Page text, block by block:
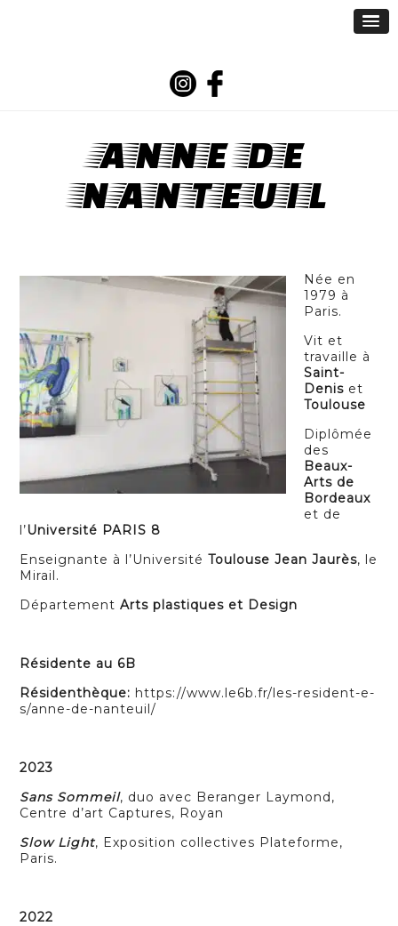
ANNE DE
NANTEUIL
Née en
1979 à
Paris.
Vit et
travaille à
Saint-
Denis et
Toulouse
Diplômée
des
Beaux-
Arts de
Bordeaux
et de
l’Université PARIS 8
Enseignante à l’UniversitéToulouse Jean Jaurès, le
Mirail.
DépartementArts plastiques et Design
Résidente au 6B
Résidenthèque: https://www.le6b.fr/les-resident-e-
s/anne-de-nanteuil/
2023
Sans Sommeil, duo avec Beranger Laymond,
Centre d’art Captures, Royan
Slow Light, Exposition collectives Plateforme,
Paris.
2022